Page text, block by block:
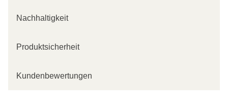
Nachhaltigkeit
Produktsicherheit
Kundenbewertungen